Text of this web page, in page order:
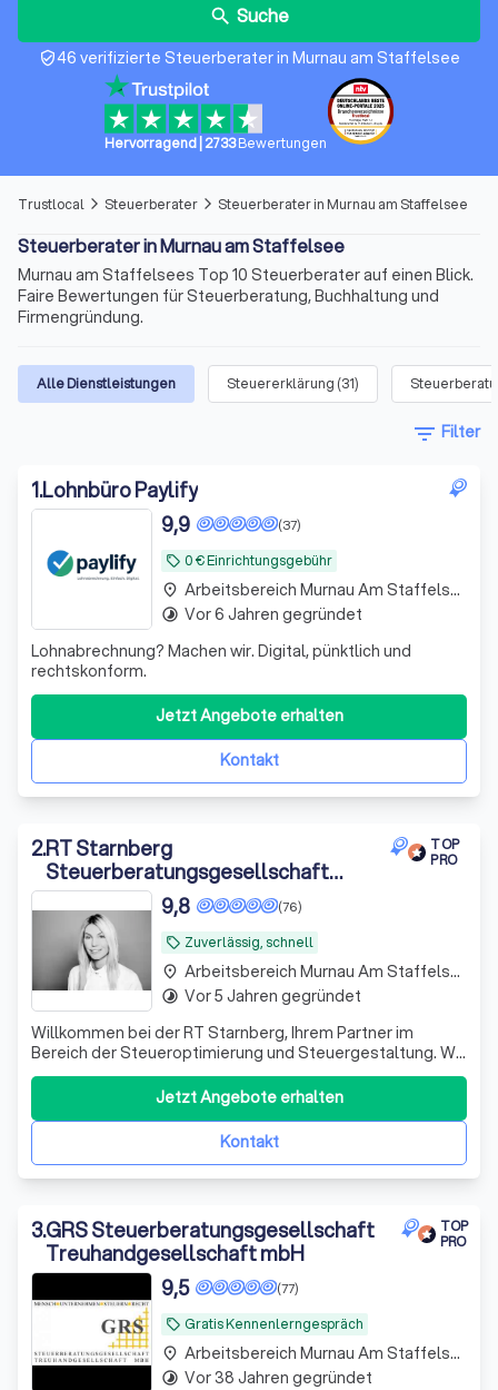
search Suche
verified_user46 verifizierte Steuerberater in Murnau am Staffelsee
Hervorragend| 2733 Bewertungen
Trustlocal arrow_forward_ios Steuerberater arrow_forward_ios Steuerberater in Murnau am Staffelsee
Steuerberater in Murnau am Staffelsee
Murnau am Staffelsees Top 10 Steuerberater auf einen Blick.
Faire Bewertungen für Steuerberatung, Buchhaltung und
Firmengründung.
Alle Dienstleistungen Steuererklärung (31)
filter_list Filter
1.Lohnbüro Paylify
local_offer 0 € Einrichtungsgebühr
(37)
9,9
Lohnabrechnung? Machen wir. Digital, pünktlich und
rechtskonform.
Kontakt
Jetzt Angebote erhalten
place Arbeitsbereich Murnau Am Staffelsee
timelapse Vor 6 Jahren gegründet
2.RT Starnberg
Steuerberatungsgesellschaft
mbH
TOP
PRO
local_offer Zuverlässig, schnell
(76)
9,8
Willkommen bei der RT Starnberg, Ihrem Partner im
Bereich der Steueroptimierung und Steuergestaltung. Wir
legen unseren Fokus auf individuelle Optimierung Ihrer
Kontakt
Jetzt Angebote erhalten
place Arbeitsbereich Murnau Am Staffelsee
timelapse Vor 5 Jahren gegründet
3.GRS Steuerberatungsgesellschaft
Treuhandgesellschaft mbH
TOP
PRO
local_offer Gratis Kennenlerngespräch
(77)
9,5
place Arbeitsbereich Murnau Am Staffelsee
timelapse Vor 38 Jahren gegründet